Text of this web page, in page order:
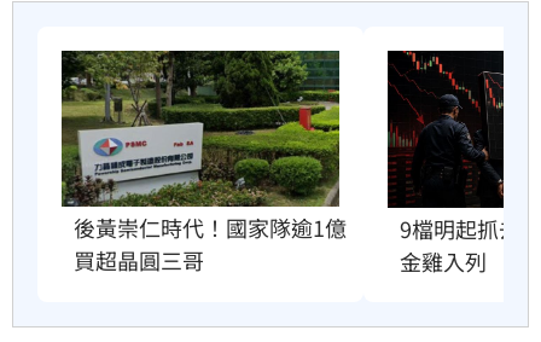
後黃崇仁時代！國家隊逾1億
買超晶圓三哥
9檔明起抓去
金雞入列